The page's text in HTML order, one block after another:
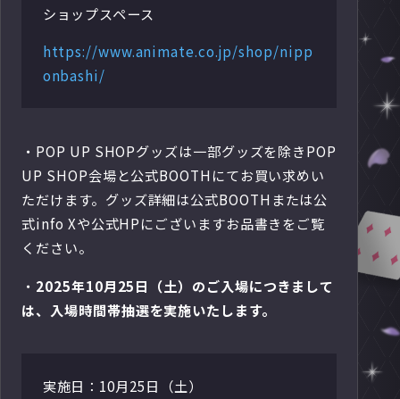
ショップスペース
https://www.animate.co.jp/shop/nipp
onbashi/
・POP UP SHOPグッズは一部グッズを除きPOP
UP SHOP会場と公式BOOTHにてお買い求めい
ただけます。グッズ詳細は公式BOOTHまたは公
式info Xや公式HPにございますお品書きをご覧
ください。
・ 2025年10月25日（土）のご入場につきまして
は、入場時間帯抽選を実施いたします。
実施日：10月25日（土）